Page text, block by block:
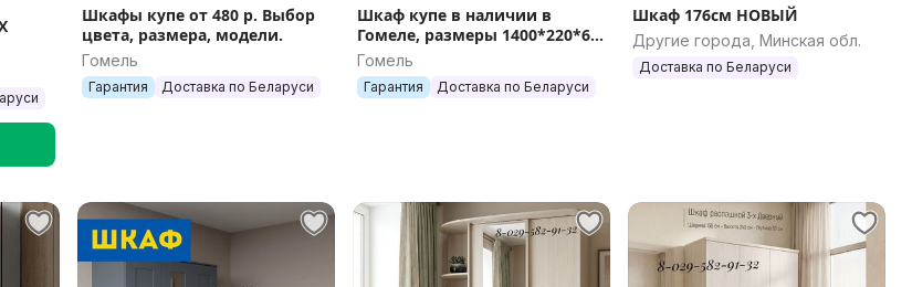
Шкафы купе от 480 р. Выбор
цвета, размера, модели.
Гомель
Гарантия Доставка по Беларуси
Шкаф купе в наличии в
Гомеле, размеры 1400*220*60
см
Гомель
Гарантия Доставка по Беларуси
Шкаф 176см НОВЫЙ
Другие города, Минская обл.
Доставка по Беларуси